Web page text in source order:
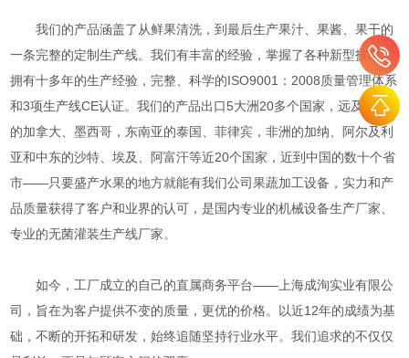
我们的产品涵盖了从鲜果清洗，到最后生产果汁、果酱、果干的
一条完整的定制生产线。我们有丰富的经验，掌握了各种新型技术、
拥有十多年的生产经验，完整、科学的ISO9001：2008质量管理体系
和3项生产线CE认证。我们的产品出口5大洲20多个国家，远及美洲
的加拿大、墨西哥，东南亚的泰国、菲律宾，非洲的加纳、阿尔及利
亚和中东的沙特、埃及、阿富汗等近20个国家，近到中国的数十个省
市——只要盛产水果的地方就能有我们公司果蔬加工设备，实力和产
品质量获得了客户和业界的认可，是国内专业的机械设备生产厂家、
专业的无菌灌装生产线厂家。
如今，工厂成立的自己的直属商务平台——上海成洵实业有限公
司，旨在为客户提供不变的质量，更优的价格。以近12年的成绩为基
础，不断的开拓和研发，始终追随坚持行业水平。我们追求的不仅仅